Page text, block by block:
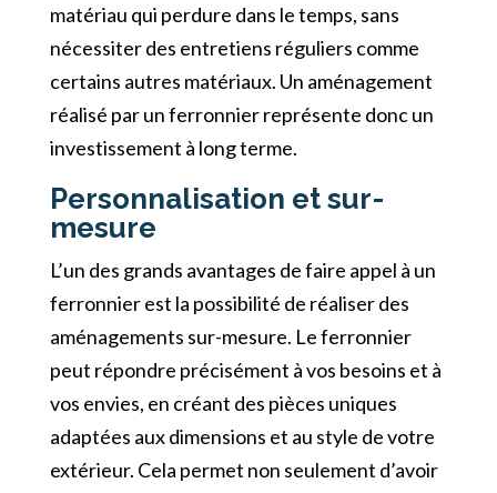
matériau qui perdure dans le temps, sans
nécessiter des entretiens réguliers comme
certains autres matériaux. Un aménagement
réalisé par un ferronnier représente donc un
investissement à long terme.
Personnalisation et sur-
mesure
L’un des grands avantages de faire appel à un
ferronnier est la possibilité de réaliser des
aménagements sur-mesure. Le ferronnier
peut répondre précisément à vos besoins et à
vos envies, en créant des pièces uniques
adaptées aux dimensions et au style de votre
extérieur. Cela permet non seulement d’avoir